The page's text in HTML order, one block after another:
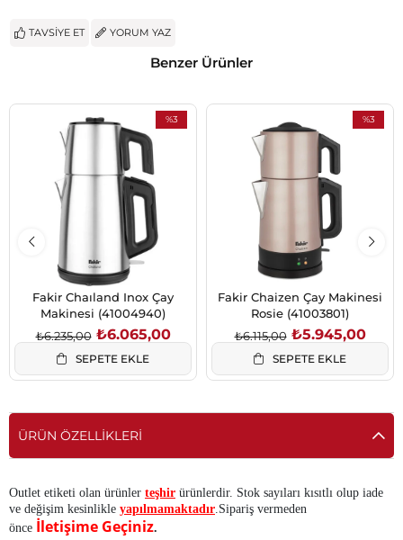
TAVSIYE ET YORUM YAZ
Benzer Ürünler
%3
Fakir Chaıland Inox Çay
Makinesi (41004940)
₺6.065,00
₺6.235,00
SEPETE EKLE
%3
Fakir Chaizen Çay Makinesi
Rosie (41003801)
₺5.945,00
₺6.115,00
SEPETE EKLE
ÜRÜN ÖZELLIKLERI
Outlet etiketi olan ürünler teşhir ürünlerdir. Stok sayıları kısıtlı olup iade
ve değişim kesinlikle yapılmamaktadır.Sipariş vermeden
önce İletişime Geçiniz.